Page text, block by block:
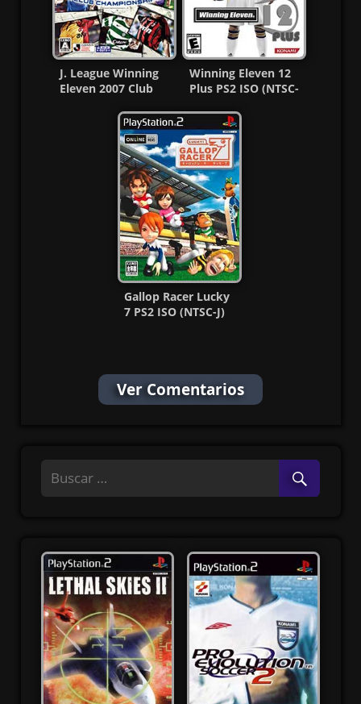
J. League Winning
Eleven 2007 Club
Winning Eleven 12
Plus PS2 ISO (NTSC-
Gallop Racer Lucky
7 PS2 ISO (NTSC-J)
Ver Comentarios